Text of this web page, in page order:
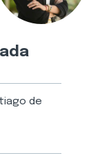
de